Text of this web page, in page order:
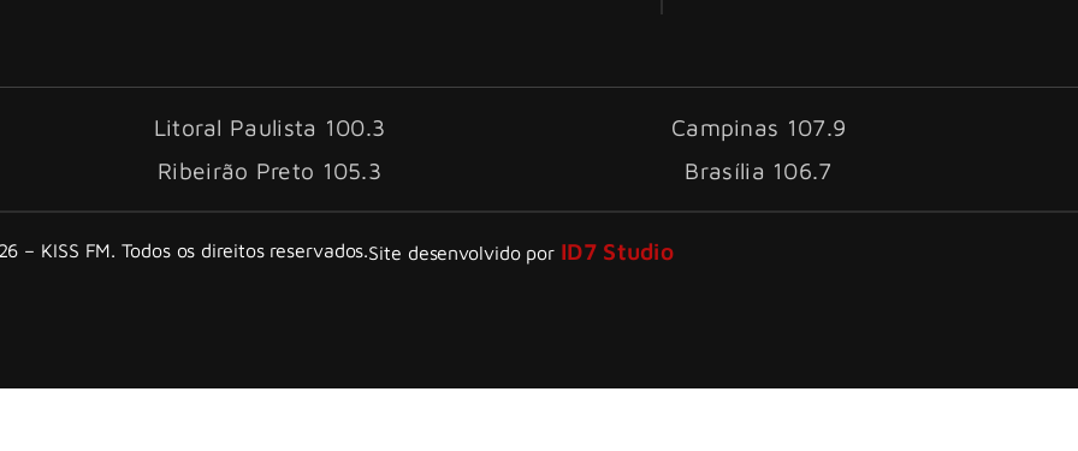
Litoral Paulista 100.3
Campinas 107.9
Ribeirão Preto 105.3 Brasília 106.7
– KISS FM. Todos os direitos reservados.Site desenvolvido por ID7 Studio